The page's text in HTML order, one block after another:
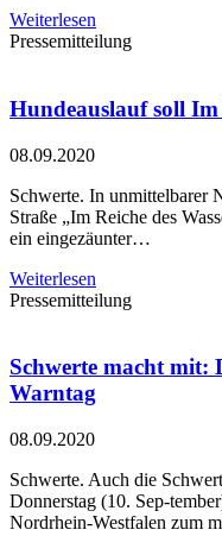
Weiterlesen
Pressemitteilung
Hundeauslauf soll Im
08.09.2020
Schwerte. In unmittelbarer
Straße „Im Reiche des
ein eingezäunter…
Weiterlesen
Pressemitteilung
Schwerte macht mit:
Warntag
08.09.2020
Schwerte. Auch die
Donnerstag (10. Sep-
Nordrhein-Westfalen zum